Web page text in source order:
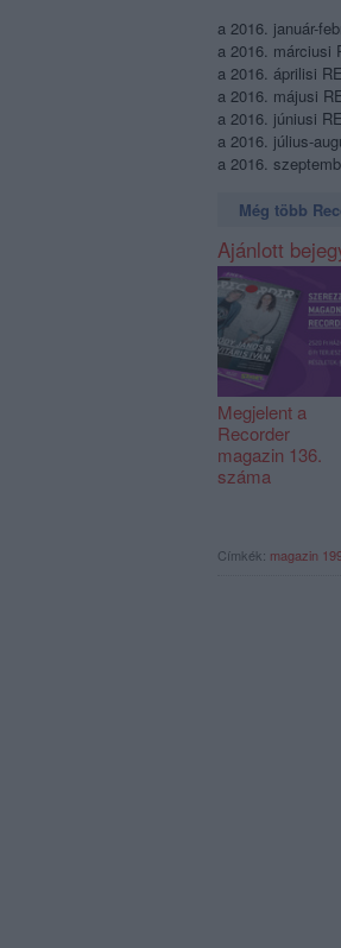
a 2016. január-
a 2016. márciusi
a 2016. áprilisi
a 2016. májusi
a 2016. júniusi
a 2016. július-
a 2016.
Még több
Ajánlott
Megjelent a
Recorder
magazin 136.
száma
Címkék: magazin